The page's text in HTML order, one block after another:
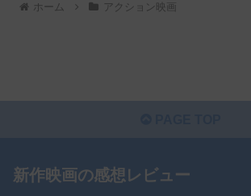
ホーム アクション映画
新作映画の感想レビュー